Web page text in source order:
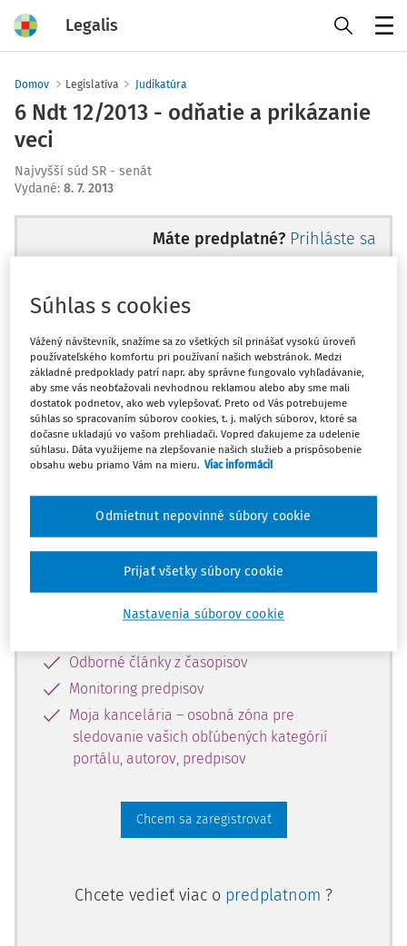
Legalis
Domov Legislatíva Judikatúra
6 Ndt 12/2013 - odňatie a prikázanie
veci
Najvyšší súd SR - senát
Vydané: 8. 7. 2013
Máte predplatné? Prihláste sa
Ups, zatiaľ ste si prečítali len
začiatok...
Celý odborný obsah z tejto oblasti je
dostupný predplatiteľom portálu.
Odomknite si prístup k odbornému
obsahu a získajte prístup na 10 dní
zdarma, stačí sa len zaregistrovať.
Vďaka registrácii získate prístup aj k
vybranému obsahu:
Odborné články z časopisov
Monitoring predpisov
Moja kancelária – osobná zóna pre
sledovanie vašich obľúbených kategórií
portálu, autorov, predpisov
Chcem sa zaregistrovať
Chcete vedieť viac o predplatnom ?
Súhlas s cookies
Vážený návštevník, snažíme sa zo všetkých síl prinášať vysokú úroveň
používateľského komfortu pri používaní našich webstránok. Medzi
základné predpoklady patrí napr. aby správne fungovalo vyhľadávanie,
aby sme vás neobťažovali nevhodnou reklamou alebo aby sme mali
dostatok podnetov, ako web vylepšovať. Preto od Vás potrebujeme
súhlas so spracovaním súborov cookies, t. j. malých súborov, ktoré sa
dočasne ukladajú vo vašom prehliadači. Vopred ďakujeme za udelenie
súhlasu. Dáta využijeme na zlepšovanie našich služieb a prispôsobenie
obsahu webu priamo Vám na mieru. Viac informácií
Nastavenia súborov cookie
Odmietnut nepovinné súbory cookie
Prijať všetky súbory cookie